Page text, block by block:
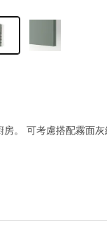
。 可考慮搭配霧面